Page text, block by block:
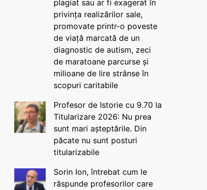
plagiat sau ar fi exagerat în
privința realizărilor sale,
promovate printr-o poveste
de viață marcată de un
diagnostic de autism, zeci
de maratoane parcurse și
milioane de lire strânse în
scopuri caritabile
Profesor de Istorie cu 9.70 la
Titularizare 2026: Nu prea
sunt mari așteptările. Din
păcate nu sunt posturi
titularizabile
Sorin Ion, întrebat cum le
răspunde profesorilor care